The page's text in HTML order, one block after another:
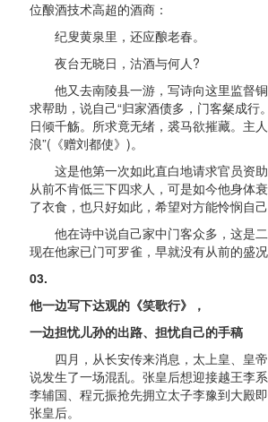
位酿酒技术高超的酒商：
纪叟黄泉里，还应酿老春。
夜台无晓日，沽酒与何人?
他又去南陵县一游，写诗向这里监督
求帮助，说自己“归家酒债多，门客粲成行
日倾千觞。所求竟无绪，裘马欲摧藏。主
浪”(《赠刘都使》)。
这是他第一次如此直白地请求官员资助
从前不肯低三下四求人，可是如今他身体
了衣食，也只好如此，希望对方能怜悯自己
他在诗中说自己家中门客众多，这是二
现在他家已门可罗雀，早就没有从前的盛况
03.
他一边写下达观的《笑歌行》，
一边担忧儿孙的出路、担忧自己的手稿
四月，从长安传来消息，太上皇、皇
说发生了一场混乱。张皇后想迎接越王李
李辅国、程元振抢先拥立太子李豫到大殿
张皇后。